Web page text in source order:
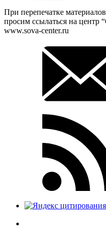
При перепечатке
просим ссылаться на центр
www.sova-center.ru